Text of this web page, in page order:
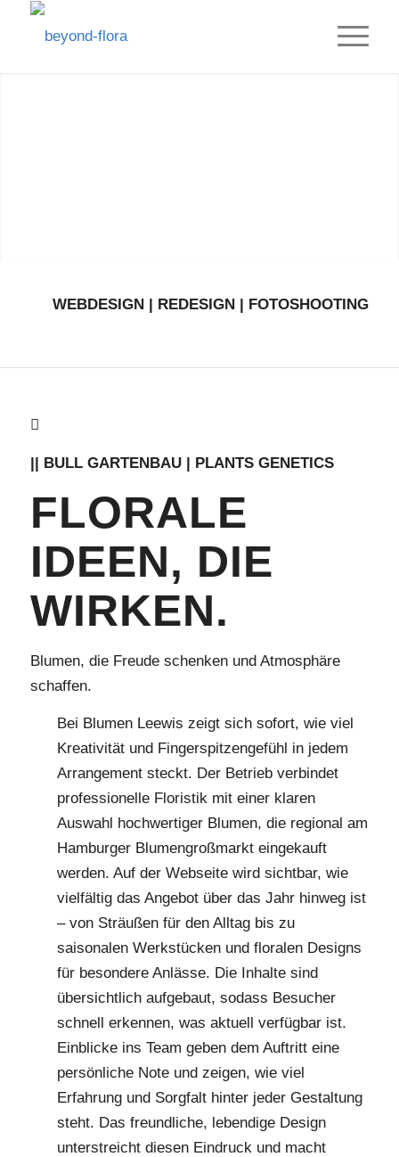
WEBDESIGN | REDESIGN | FOTOSHOOTING
|| BULL GARTENBAU | PLANTS GENETICS
FLORALE
IDEEN, DIE
WIRKEN.
Blumen, die Freude schenken und Atmosphäre
schaffen.
Bei Blumen Leewis zeigt sich sofort, wie viel
Kreativität und Fingerspitzengefühl in jedem
Arrangement steckt. Der Betrieb verbindet
professionelle Floristik mit einer klaren
Auswahl hochwertiger Blumen, die regional am
Hamburger Blumengroßmarkt eingekauft
werden. Auf der Webseite wird sichtbar, wie
vielfältig das Angebot über das Jahr hinweg ist
– von Sträußen für den Alltag bis zu
saisonalen Werkstücken und floralen Designs
für besondere Anlässe. Die Inhalte sind
übersichtlich aufgebaut, sodass Besucher
schnell erkennen, was aktuell verfügbar ist.
Einblicke ins Team geben dem Auftritt eine
persönliche Note und zeigen, wie viel
Erfahrung und Sorgfalt hinter jeder Gestaltung
steht. Das freundliche, lebendige Design
unterstreicht diesen Eindruck und macht